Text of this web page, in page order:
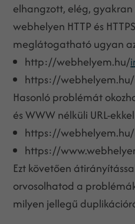
elhangzott, elég,
webhelyen HTTP és
meglátogatható ugyan
http://webhelyem.hu/
https://
Hasonló problémát
és WWW nélküli URL-
https://
https://
Ezt követően
orvosolhatod a
milyen jellegű